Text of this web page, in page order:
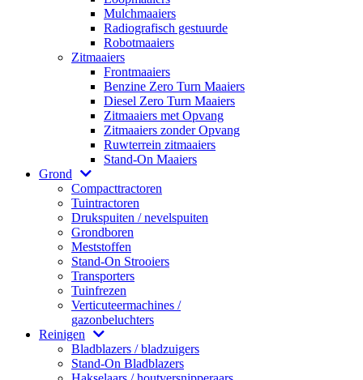
Mulchmaaiers
Radiografisch gestuurde
Robotmaaiers
Zitmaaiers
Frontmaaiers
Benzine Zero Turn Maaiers
Diesel Zero Turn Maaiers
Zitmaaiers met Opvang
Zitmaaiers zonder Opvang
Ruwterrein zitmaaiers
Stand-On Maaiers
Grond
Compacttractoren
Tuintractoren
Drukspuiten / nevelspuiten
Grondboren
Meststoffen
Stand-On Strooiers
Transporters
Tuinfrezen
Verticuteermachines /
gazonbeluchters
Reinigen
Bladblazers / bladzuigers
Stand-On Bladblazers